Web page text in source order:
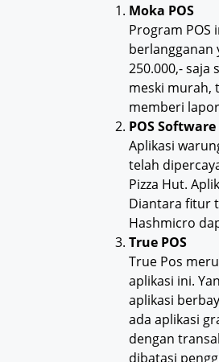
Moka POS
Program POS
berlangganan
250.000,- saja
meski murah,
memberi
POS
Aplikasi
telah
Pizza Hut.
Diantara fitur
Hashmicro
True POS
True Pos
aplikasi ini.
aplikasi
ada aplikasi
dengan
dibatasi